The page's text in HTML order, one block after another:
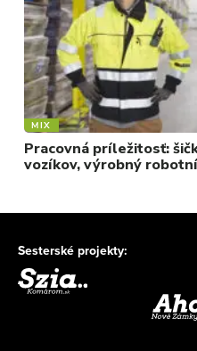
MIX
Pracovná príležitosť:
vozíkov, výrobný
Sesterské projekty: